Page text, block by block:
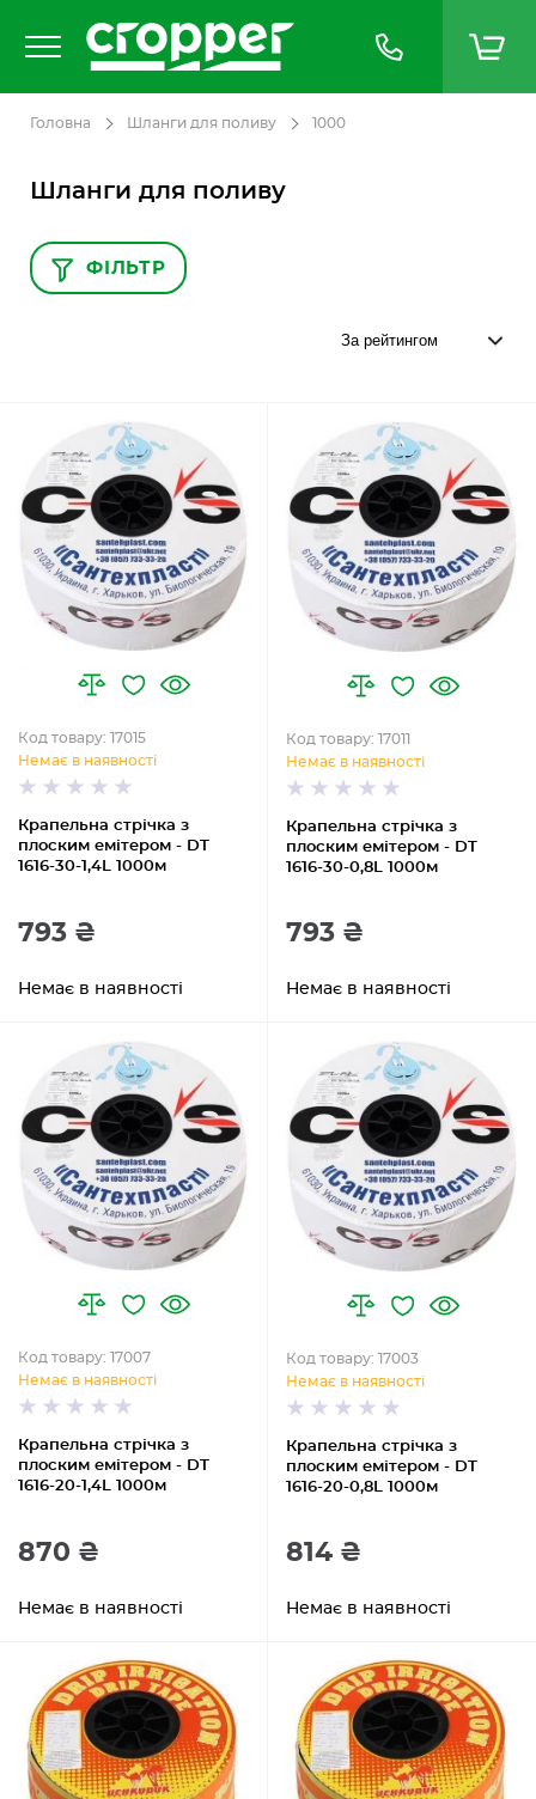
Головна Шланги для поливу 1000
Шланги для поливу
Крапельна стрічка з
плоским емітером - DT
1616-30-1,4L 1000м
Код товару: 17015
Немає в наявності
793 ₴
Немає в наявності
Крапельна стрічка з
плоским емітером - DT
1616-30-0,8L 1000м
Код товару: 17011
Немає в наявності
793 ₴
Немає в наявності
Крапельна стрічка з
плоским емітером - DT
1616-20-1,4L 1000м
Код товару: 17007
Немає в наявності
870 ₴
Немає в наявності
Крапельна стрічка з
плоским емітером - DT
1616-20-0,8L 1000м
Код товару: 17003
Немає в наявності
814 ₴
Немає в наявності
ФІЛЬТР